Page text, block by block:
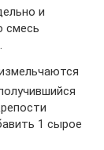
и
смесь
1 сырое